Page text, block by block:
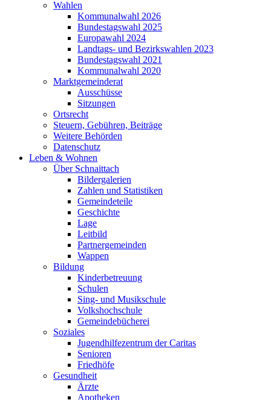
Wahlen
Kommunalwahl 2026
Bundestagswahl 2025
Europawahl 2024
Landtags- und Bezirkswahlen 2023
Bundestagswahl 2021
Kommunalwahl 2020
Marktgemeinderat
Ausschüsse
Sitzungen
Ortsrecht
Steuern, Gebühren, Beiträge
Weitere Behörden
Datenschutz
Leben & Wohnen
Über Schnaittach
Bildergalerien
Zahlen und Statistiken
Gemeindeteile
Geschichte
Lage
Leitbild
Partnergemeinden
Wappen
Bildung
Kinderbetreuung
Schulen
Sing- und Musikschule
Volkshochschule
Gemeindebücherei
Soziales
Jugendhilfezentrum der Caritas
Senioren
Friedhöfe
Gesundheit
Ärzte
Apotheken